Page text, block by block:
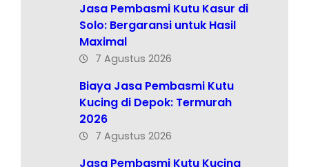
Jasa Pembasmi Kutu Kasur di
Solo: Bergaransi untuk Hasil
Maximal
7 Agustus 2026
Biaya Jasa Pembasmi Kutu
Kucing di Depok: Termurah
2026
7 Agustus 2026
Jasa Pembasmi Kutu Kucing